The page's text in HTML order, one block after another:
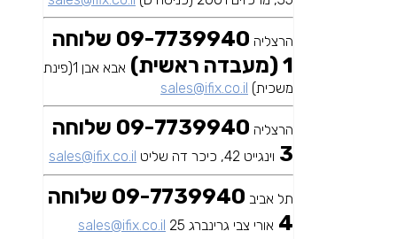
הרצליה
09-7739940 שלוחה
1 (מעבדה ראשית)
אבא אבן 1(פינת
משכית) sales@ifix.co.il
הרצליה
09-7739940 שלוחה
3 וינגייט 42, כיכר דה שליט sales@ifix.co.il
תל אביב
09-7739940 שלוחה
4 אורי צבי גרינברג 25 sales@ifix.co.il